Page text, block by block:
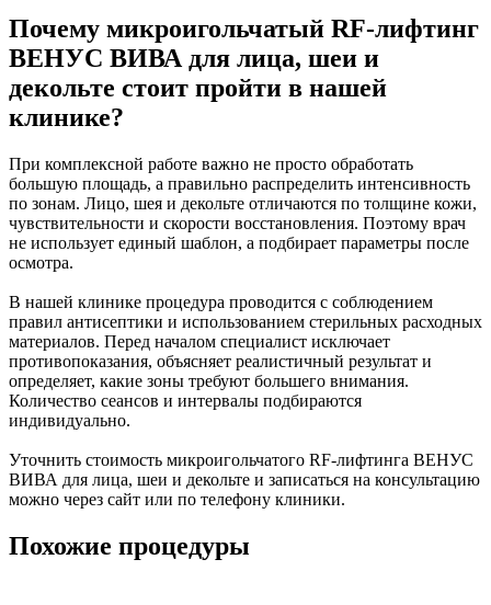
Почему микроигольчатый RF-лифтинг
ВЕНУС ВИВА для лица, шеи и
декольте стоит пройти в нашей
клинике?
При комплексной работе важно не просто обработать
большую площадь, а правильно распределить интенсивность
по зонам. Лицо, шея и декольте отличаются по толщине кожи,
чувствительности и скорости восстановления. Поэтому врач
не использует единый шаблон, а подбирает параметры после
осмотра.
В нашей клинике процедура проводится с соблюдением
правил антисептики и использованием стерильных расходных
материалов. Перед началом специалист исключает
противопоказания, объясняет реалистичный результат и
определяет, какие зоны требуют большего внимания.
Количество сеансов и интервалы подбираются
индивидуально.
Уточнить стоимость микроигольчатого RF-лифтинга ВЕНУС
ВИВА для лица, шеи и декольте и записаться на консультацию
можно через сайт или по телефону клиники.
Похожие процедуры